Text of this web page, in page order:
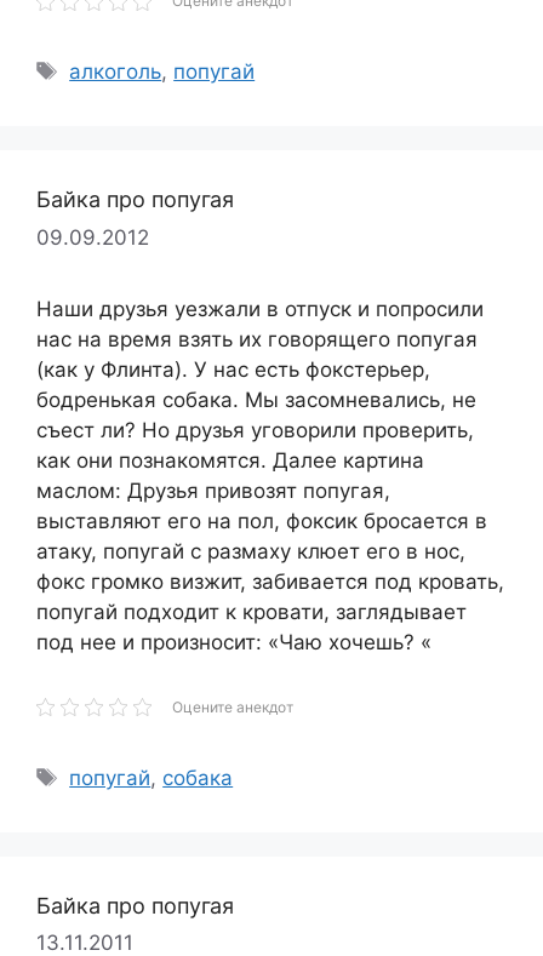
Метки
алкоголь, попугай
Байка про попугая
09.09.2012
Наши друзья уезжали в отпуск и попросили
нас на время взять их говорящего попугая
(как у Флинта). У нас есть фокстерьер,
бодренькая собака. Мы засомневались, не
съест ли? Но друзья уговорили проверить,
как они познакомятся. Далее картина
маслом: Друзья привозят попугая,
выставляют его на пол, фоксик бросается в
атаку, попугай с размаху клюет его в нос,
фокс громко визжит, забивается под кровать,
попугай подходит к кровати, заглядывает
под нее и произносит: «Чаю хочешь? «
Оцените анекдот
Метки
попугай, собака
Байка про попугая
13.11.2011